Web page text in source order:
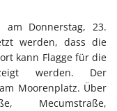
Donnerstag, 23.
werden, dass die
kann Flagge für die
werden. Der
Moorenplatz. Über
Mecumstraße,